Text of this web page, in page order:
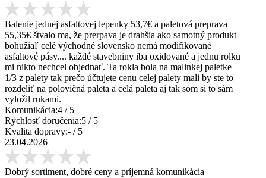
Balenie jednej asfaltovej lepenky 53,7€ a paletová preprava
55,35€ štvalo ma, že prerpava je drahšia ako samotný produkt
bohužiaľ celé východné slovensko nemá modifikované
asfaltové pásy.... každé stavebniny iba oxidované a jednu rolku
mi nikto nechcel objednať. Ta rokla bola na malinkej paletke
1/3 z palety tak prečo účtujete cenu celej palety mali by ste to
rozdeliť na polovičná paleta a celá paleta aj tak som si to sám
vyložil rukami.
Komunikácia:4 / 5
Rýchlosť doručenia:5 / 5
Kvalita dopravy:- / 5
23.04.2026
Dobrý sortiment, dobré ceny a príjemná komunikácia